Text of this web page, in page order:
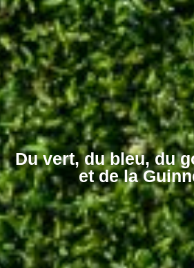
Du vert, du bleu, du
et de la